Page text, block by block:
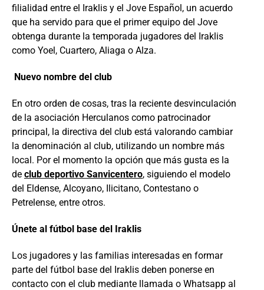
filialidad entre el Iraklis y el Jove Español, un acuerdo
que ha servido para que el primer equipo del Jove
obtenga durante la temporada jugadores del Iraklis
como Yoel, Cuartero, Aliaga o Alza.
Nuevo nombre del club
En otro orden de cosas, tras la reciente desvinculación
de la asociación Herculanos como patrocinador
principal, la directiva del club está valorando cambiar
la denominación al club, utilizando un nombre más
local. Por el momento la opción que más gusta es la
de club deportivo Sanvicentero, siguiendo el modelo
del Eldense, Alcoyano, Ilicitano, Contestano o
Petrelense, entre otros.
Únete al fútbol base del Iraklis
Los jugadores y las familias interesadas en formar
parte del fútbol base del Iraklis deben ponerse en
contacto con el club mediante llamada o Whatsapp al